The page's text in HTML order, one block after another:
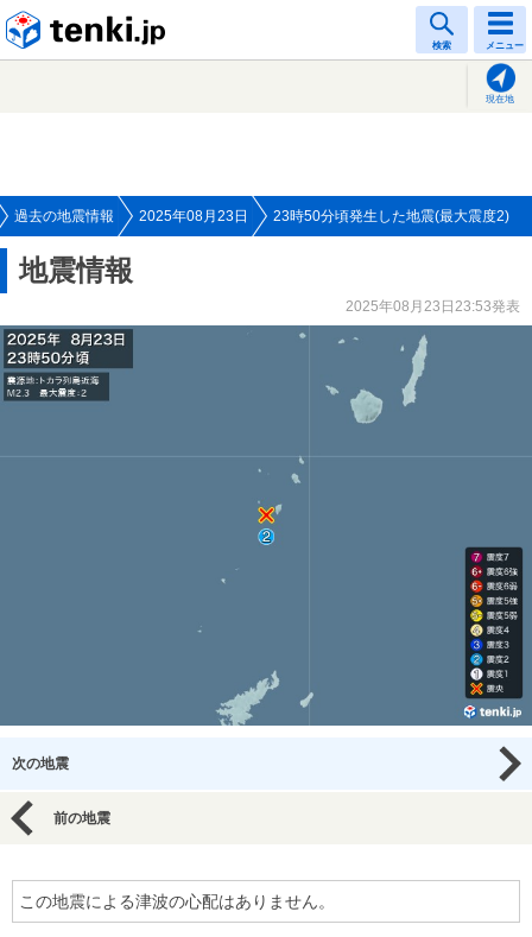
検索 メニュー
現在地
過去の地震情報 2025年08月23日 23時50分頃発生した地震(最大震度2)
地震情報
2025年08月23日23:53発表
次の地震
前の地震
この地震による津波の心配はありません。